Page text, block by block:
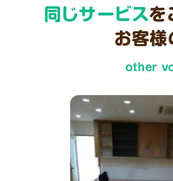
同じサービスを
お客様
other